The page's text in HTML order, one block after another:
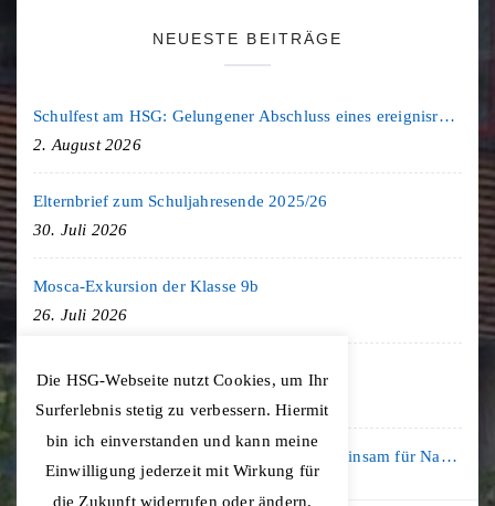
NEUESTE BEITRÄGE
Schulfest am HSG: Gelungener Abschluss eines ereignisreichen Schuljahres
2. August 2026
Elternbrief zum Schuljahresende 2025/26
30. Juli 2026
Mosca-Exkursion der Klasse 9b
26. Juli 2026
Freiburg-Exkursion des Geschichte LK
20. Juli 2026
Kooperation mit der KLIMA ARENA: Gemeinsam für Nachhaltigkeit und Klimaschutz
16. Juli 2026
Die HSG-Webseite nutzt Cookies, um Ihr
Surferlebnis stetig zu verbessern. Hiermit
bin ich einverstanden und kann meine
Einwilligung jederzeit mit Wirkung für
die Zukunft widerrufen oder ändern.